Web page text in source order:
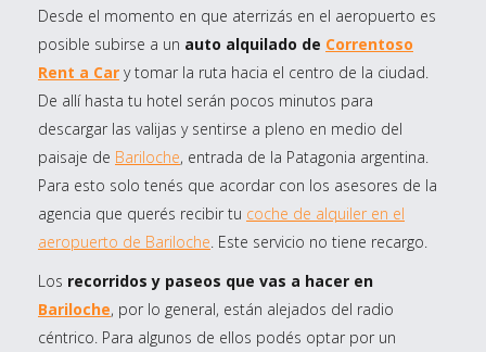
Desde el momento en que aterrizás en el aeropuerto es
posible subirse a un auto alquilado de Correntoso
Rent a Car y tomar la ruta hacia el centro de la ciudad.
De allí hasta tu hotel serán pocos minutos para
descargar las valijas y sentirse a pleno en medio del
paisaje de Bariloche, entrada de la Patagonia argentina.
Para esto solo tenés que acordar con los asesores de la
agencia que querés recibir tu coche de alquiler en el
aeropuerto de Bariloche. Este servicio no tiene recargo.
Los recorridos y paseos que vas a hacer en
Bariloche, por lo general, están alejados del radio
céntrico. Para algunos de ellos podés optar por un